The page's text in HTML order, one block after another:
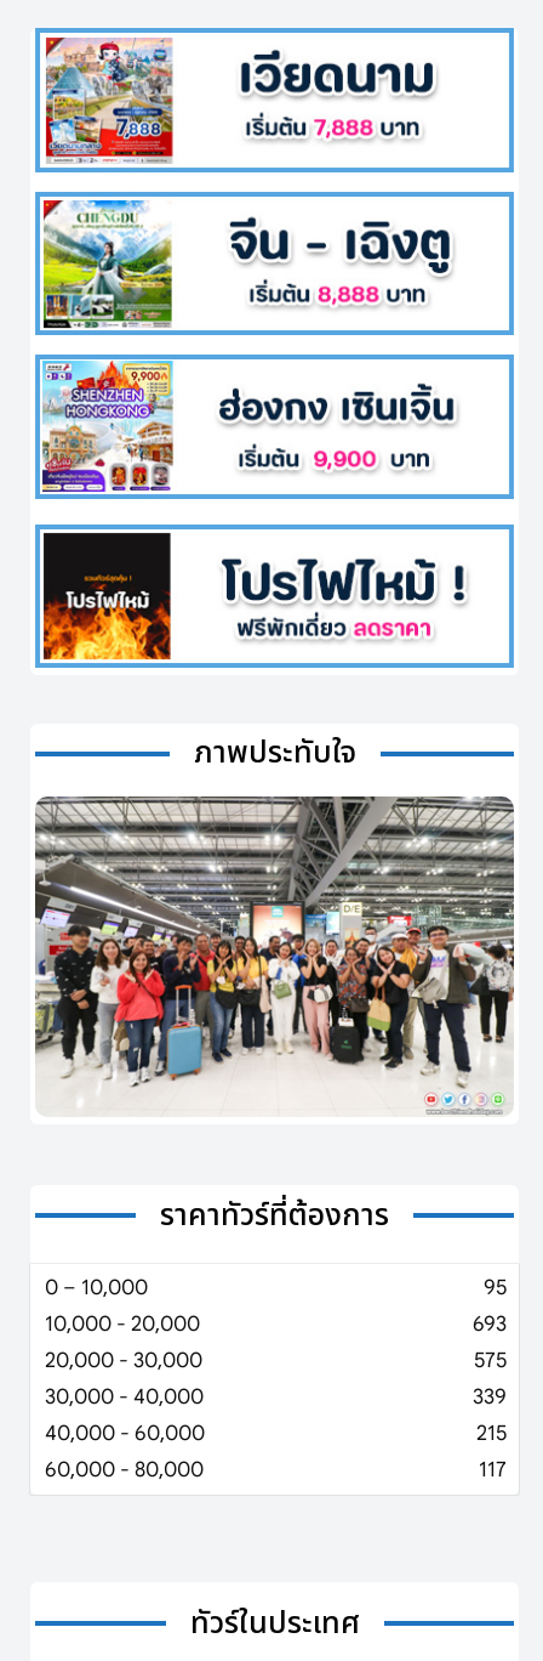
ภาพประทับใจ
ราคาทัวร์ที่ต้องการ
0 – 10,000
95
10,000 - 20,000
693
20,000 - 30,000
575
30,000 - 40,000
339
40,000 - 60,000
215
60,000 - 80,000
117
ทัวร์ในประเทศ